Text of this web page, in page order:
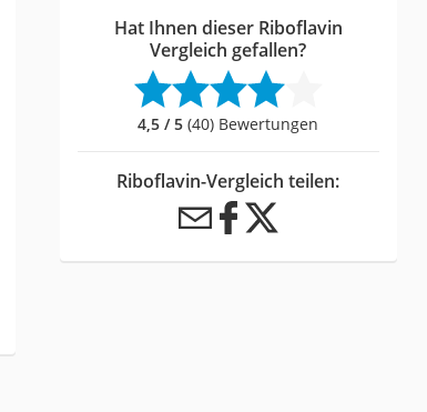
Hat Ihnen dieser Riboflavin
Vergleich gefallen?
4,5 / 5 (40) Bewertungen
Riboflavin-Vergleich teilen: